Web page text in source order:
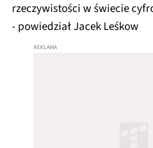
rzeczywistości w świecie
- powiedział Jacek Leśkow